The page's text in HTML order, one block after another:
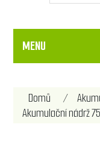
MENU
Domů /
Akumulační nádrž
Název atributu